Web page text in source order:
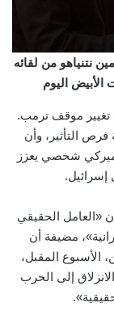
نتنياهو من لقائه
الأبيض اليوم
تغيير موقف ترمب.
التأثير، وأن
شخصي يعزز
إسرائيل.
«العامل الحقيقي
مضيفة أن
الأسبوع المقبل،
إلى الحرب